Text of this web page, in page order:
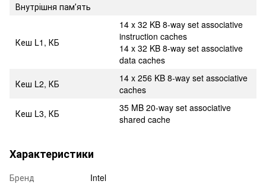
Внутрішня памʼять
Кеш L1, КБ
14 x 32 KB 8-way set associative
instruction caches
14 x 32 KB 8-way set associative
data caches
Кеш L2, КБ
14 x 256 KB 8-way set associative
caches
Кеш L3, КБ
35 MB 20-way set associative
shared cache
Характеристики
Бренд
Intel